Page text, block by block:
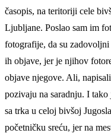
časopis, na teritoriji cele
Ljubljane. Poslao sam im
fotografije, da su
ih objave, jer je njihov
objave njegove. Ali,
pozivaju na saradnju. I
sa trka u celoj bivšoj
početničku sreću, jer na